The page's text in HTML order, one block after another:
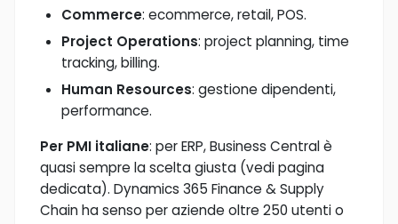
Commerce: ecommerce, retail, POS.
Project Operations: project planning, time
tracking, billing.
Human Resources: gestione dipendenti,
performance.
Per PMI italiane: per ERP, Business Central è
quasi sempre la scelta giusta (vedi pagina
dedicata). Dynamics 365 Finance & Supply
Chain ha senso per aziende oltre 250 utenti o